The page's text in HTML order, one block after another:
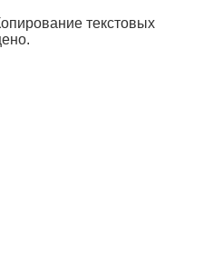
текстовых